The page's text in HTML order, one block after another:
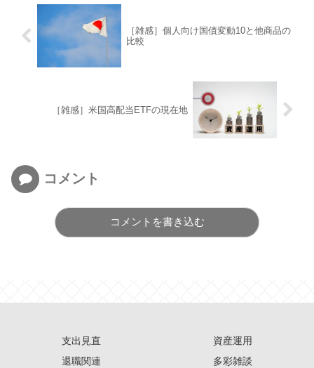
［雑感］個人向け国債変動10と他商品の
比較
［雑感］米国高配当ETFの現在地
コメント
コメントを書き込む
支出見直
資産運用
退職関連
多彩雑談